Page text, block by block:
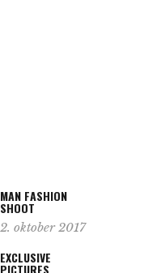
MAN FASHION
SHOOT
2. oktober 2017
EXCLUSIVE
PICTURES